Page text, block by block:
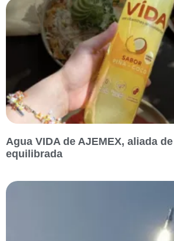
Agua VIDA de AJEMEX, aliada
equilibrada